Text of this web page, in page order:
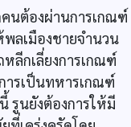
นต้องผ่านการเกณฑ์
ลเมืองชายจำนวน
ลีกเลี่ยงการเกณฑ์
ารเป็นทหารเกณฑ์
รูนยังต้องการให้มี